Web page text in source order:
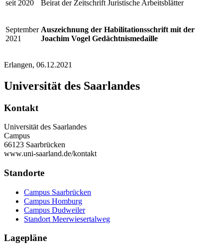
seit 2020 Beirat der Zeitschrift Juristische Arbeitsblätter
September
2021
Auszeichnung der Habilitationsschrift mit der
Joachim Vogel Gedächtnismedaille
Erlangen, 06.12.2021
Universität des Saarlandes
Kontakt
Universität des Saarlandes
Campus
66123 Saarbrücken
www.uni-saarland.de/kontakt
Standorte
Campus Saarbrücken
Campus Homburg
Campus Dudweiler
Standort Meerwiesertalweg
Lagepläne